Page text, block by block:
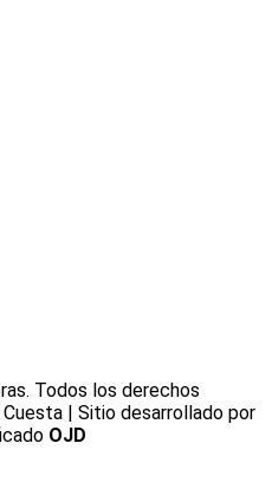
Todos los derechos
| Sitio desarrollado por
OJD